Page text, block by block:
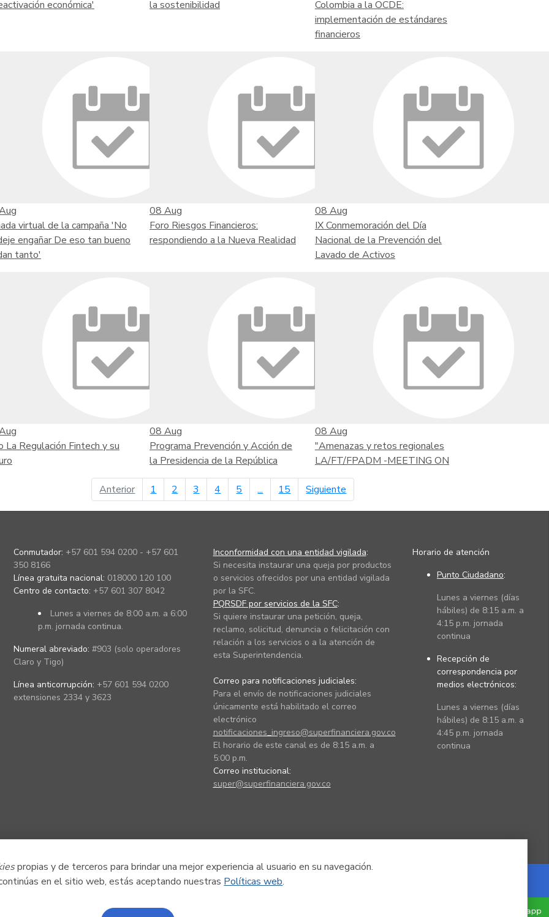
propias y de terceros para brindar una mejor experiencia al usuario en su navegación.
en el sitio web, estás aceptando nuestras Políticas web.
económica'
la sostenibilidad
Colombia a la OCDE:
implementación de estándares
financieros
virtual de la campaña 'No
engañar De eso tan bueno
tanto'
08 Aug
Foro Riesgos Financieros:
respondiendo a la Nueva Realidad
08 Aug
IX Conmemoración del Día
Nacional de la Prevención del
Lavado de Activos
La Regulación Fintech y su
08 Aug
Programa Prevención y Acción de
la Presidencia de la República
08 Aug
"Amenazas y retos regionales
LA/FT/FPADM -MEETING ON
Anteriorpágina anterior
1 2 3 4 5 ... 15 Siguiente
Conmutador: +57 601 594 0200 - +57 601
350 8166
Línea gratuita nacional: 018000 120 100
Centro de contacto: +57 601 307 8042
Lunes a viernes de 8:00 a.m. a 6:00
p.m. jornada continua.
Numeral abreviado: #903 (solo operadores
Claro y Tigo)
Línea anticorrupción: +57 601 594 0200
extensiones 2334 y 3623
Inconformidad con una entidad vigilada:
Si necesita instaurar una queja por productos
o servicios ofrecidos por una entidad vigilada
por la SFC.
PQRSDF por servicios de la SFC:
Si quiere instaurar una petición, queja,
reclamo, solicitud, denuncia o felicitación con
relación a los servicios o a la atención de
esta Superintendencia.
Correo para notificaciones judiciales:
Para el envío de notificaciones judiciales
únicamente está habilitado el correo
electrónico
notificaciones_ingreso@superfinanciera.gov.co
El horario de este canal es de 8:15 a.m. a
5:00 p.m.
Correo institucional:
super@superfinanciera.gov.co
Horario de atención
Punto Ciudadano:
Lunes a viernes (días
hábiles) de 8:15 a.m. a
4:15 p.m. jornada
continua
Recepción de
correspondencia por
medios electrónicos:
Lunes a viernes (días
hábiles) de 8:15 a.m. a
4:45 p.m. jornada
continua
Powered by Nexura